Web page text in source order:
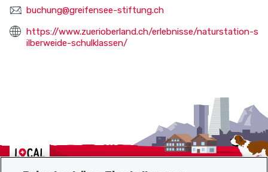
buchung@greifensee-stiftung.ch
https://www.zuerioberland.ch/erlebnisse/naturstation-s
ilberweide-schulklassen/
Localcities